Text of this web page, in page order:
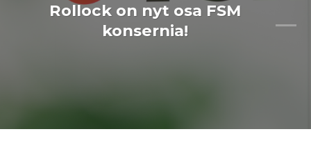
Rollock on nyt osa FSM
konsernia!